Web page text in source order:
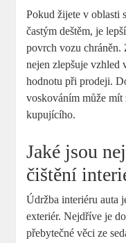
Pokud⁢ žijete v oblasti
častým deštěm, je
povrch vozu chráněn.
nejen zlepšuje vzhled
hodnotu ‍při prodeji.
voskováním může
kupujícího.
Jaké jsou
čištění
Údržba interiéru auta
exteriér. Nejdříve je
přebytečné věci ze